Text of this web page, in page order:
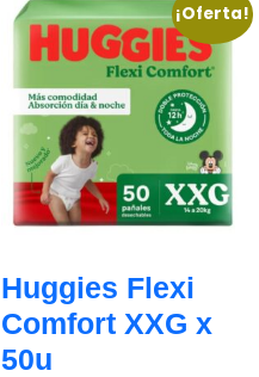
¡Oferta!
Huggies Flexi
Comfort XXG x
50u